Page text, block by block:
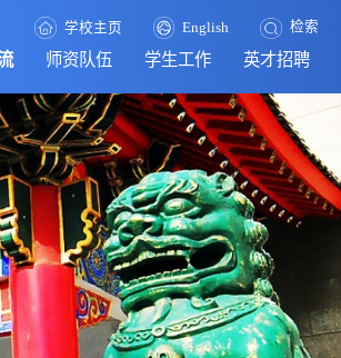
学校主页 English 检索
师资队伍 学生工作 英才招聘